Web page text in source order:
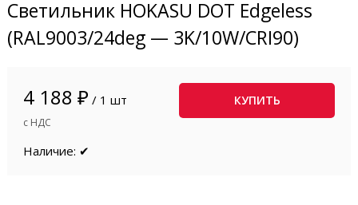
Светильник HOKASU DOT Edgeless
(RAL9003/24deg — 3K/10W/CRI90)
4 188 ₽ / 1 шт
с НДС
КУПИТЬ
Наличие: ✔